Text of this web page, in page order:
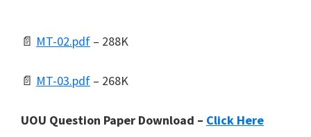
📄 MT-02.pdf – 288K
📄 MT-03.pdf – 268K
UOU Question Paper Download – Click Here